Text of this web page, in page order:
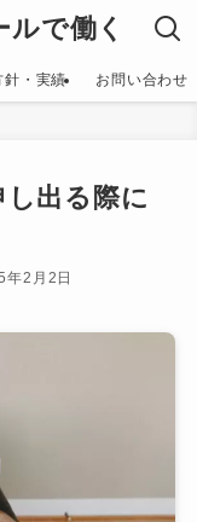
で働く
針・実績 お問い合わせ
出る際に
年2月2日